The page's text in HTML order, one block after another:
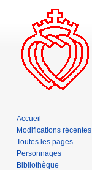
Accueil
Modifications récentes
Toutes les pages
Personnages
Bibliothèque